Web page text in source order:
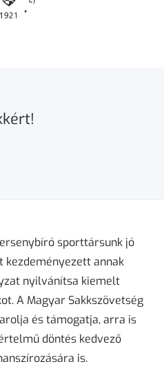
sporttársunk jó
kezdeményezett annak
nyilvánítsa kiemelt
A Magyar Sakkszövetség
és támogatja, arra is
döntés kedvező
is.